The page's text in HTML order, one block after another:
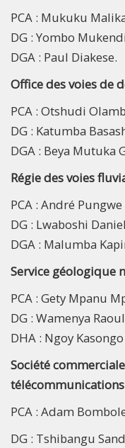
PCA : Mukuku
DG : Yombo
DGA : Paul Diakese.
Office des voies de
PCA : Otshudi
DG : Katumba
DGA : Beya Mutuka
Régie des voies
PCA : André Pungwe
DG : Lwaboshi
DGA : Malumba
Service géologique
PCA : Gety Mpanu
DG : Wamenya
DHA : Ngoy
Société
télécommunications
PCA : Adam
DG : Tshibangu